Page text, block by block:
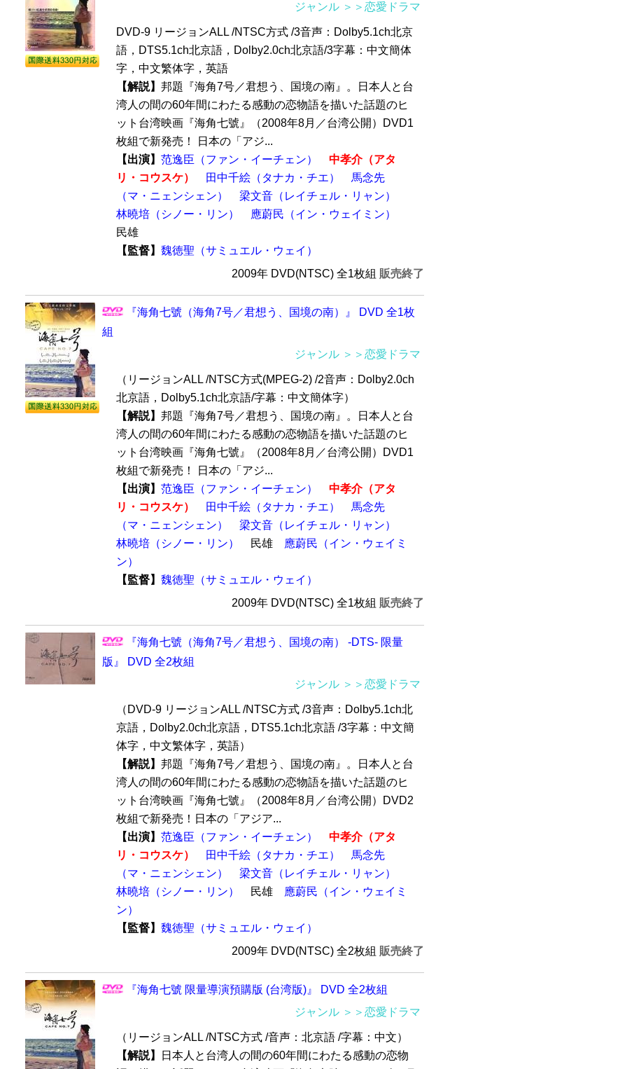
ジャンル ＞＞恋愛ドラマ
DVD-9 リージョンALL /NTSC方式 /3音声：Dolby5.1ch北京
語，DTS5.1ch北京語，Dolby2.0ch北京語/3字幕：中文簡体
字，中文繁体字，英語
【解説】 邦題『海角7号／君想う、国境の南』。日本人と台
湾人の間の60年間にわたる感動の恋物語を描いた話題のヒ
ット台湾映画『海角七號』（2008年8月／台湾公開）DVD1
枚組で新発売！ 日本の「アジ...
【出演】 范逸臣（ファン・イーチェン）
中孝介（アタ
リ・コウスケ）
田中千絵（タナカ・チエ）
馬念先
（マ・ニェンシェン）
梁文音（レイチェル・リャン）
林曉培（シノー・リン）
應蔚民（イン・ウェイミン）
民雄
【監督】 魏徳聖（サミュエル・ウェイ）
2009年 DVD(NTSC) 全1枚組 販売終了
『海角七號（海角7号／君想う、国境の南）』 DVD 全1枚
組
ジャンル ＞＞恋愛ドラマ
（リージョンALL /NTSC方式(MPEG-2) /2音声：Dolby2.0ch
北京語，Dolby5.1ch北京語/字幕：中文簡体字）
【解説】 邦題『海角7号／君想う、国境の南』。日本人と台
湾人の間の60年間にわたる感動の恋物語を描いた話題のヒ
ット台湾映画『海角七號』（2008年8月／台湾公開）DVD1
枚組で新発売！ 日本の「アジ...
【出演】 范逸臣（ファン・イーチェン）
中孝介（アタ
リ・コウスケ）
田中千絵（タナカ・チエ）
馬念先
（マ・ニェンシェン）
梁文音（レイチェル・リャン）
林曉培（シノー・リン）
民雄 應蔚民（イン・ウェイミ
ン）
【監督】 魏徳聖（サミュエル・ウェイ）
2009年 DVD(NTSC) 全1枚組 販売終了
『海角七號（海角7号／君想う、国境の南） -DTS- 限量
版』 DVD 全2枚組
ジャンル ＞＞恋愛ドラマ
（DVD-9 リージョンALL /NTSC方式 /3音声：Dolby5.1ch北
京語，Dolby2.0ch北京語，DTS5.1ch北京語 /3字幕：中文簡
体字，中文繁体字，英語）
【解説】 邦題『海角7号／君想う、国境の南』。日本人と台
湾人の間の60年間にわたる感動の恋物語を描いた話題のヒ
ット台湾映画『海角七號』（2008年8月／台湾公開）DVD2
枚組で新発売！日本の「アジア...
【出演】 范逸臣（ファン・イーチェン）
中孝介（アタ
リ・コウスケ）
田中千絵（タナカ・チエ）
馬念先
（マ・ニェンシェン）
梁文音（レイチェル・リャン）
林曉培（シノー・リン）
民雄
應蔚民（イン・ウェイミ
ン）
【監督】 魏徳聖（サミュエル・ウェイ）
2009年 DVD(NTSC) 全2枚組 販売終了
『海角七號 限量導演預購版 (台湾版)』 DVD 全2枚組
ジャンル ＞＞恋愛ドラマ
（リージョンALL /NTSC方式 /音声：北京語 /字幕：中文）
【解説】
日本人と台湾人の間の60年間にわたる感動の恋物